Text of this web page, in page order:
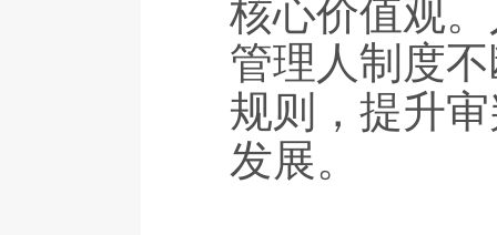
核心价值观
管理人制度
规则，提升
发展。